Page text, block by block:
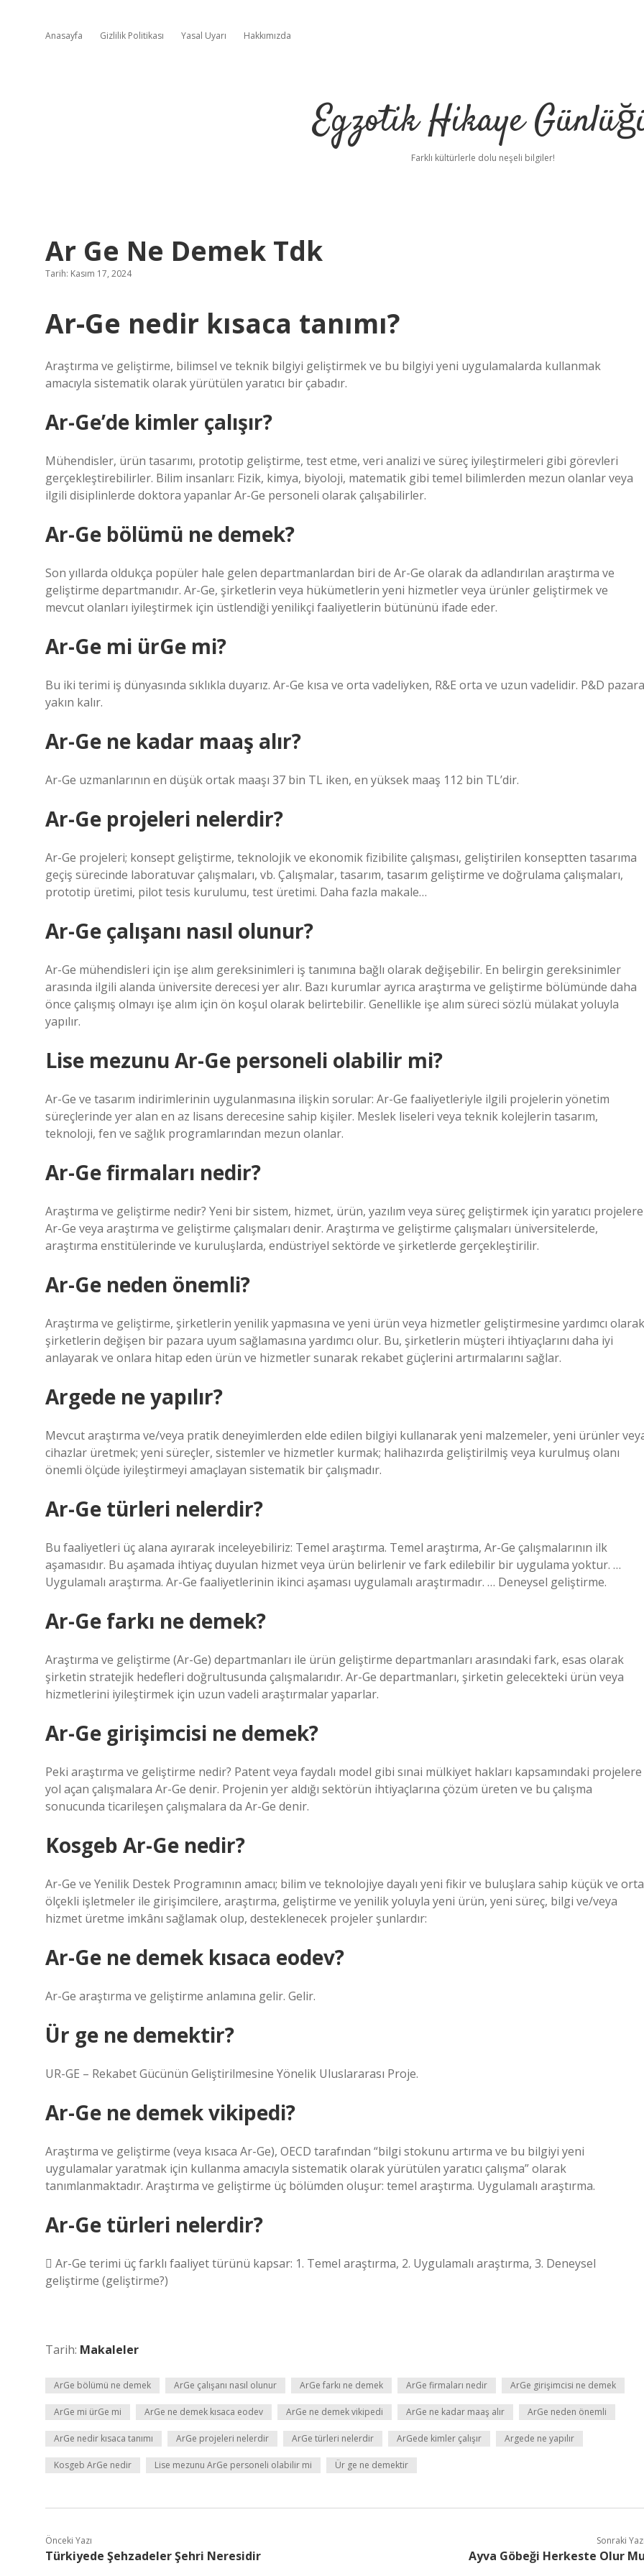
Anasayfa Gizlilik Politikası Yasal Uyarı Hakkımızda
Egzotik Hikaye
Farklı kültürlerle dolu neşeli bilgiler!
Ar Ge Ne Demek Tdk
Tarih: Kasım 17, 2024
Ar-Ge nedir kısaca tanımı?
Araştırma ve geliştirme, bilimsel ve teknik bilgiyi geliştirmek ve bu bilgiyi yeni uygulamalarda kullanmak
amacıyla sistematik olarak yürütülen yaratıcı bir çabadır.
Ar-Ge’de kimler çalışır?
Mühendisler, ürün tasarımı, prototip geliştirme, test etme, veri analizi ve süreç iyileştirmeleri gibi görevleri
gerçekleştirebilirler. Bilim insanları: Fizik, kimya, biyoloji, matematik gibi temel bilimlerden mezun olanlar veya
ilgili disiplinlerde doktora yapanlar Ar-Ge personeli olarak çalışabilirler.
Ar-Ge bölümü ne demek?
Son yıllarda oldukça popüler hale gelen departmanlardan biri de Ar-Ge olarak da adlandırılan araştırma ve
geliştirme departmanıdır. Ar-Ge, şirketlerin veya hükümetlerin yeni hizmetler veya ürünler geliştirmek ve
mevcut olanları iyileştirmek için üstlendiği yenilikçi faaliyetlerin bütününü ifade eder.
Ar-Ge mi ürGe mi?
Bu iki terimi iş dünyasında sıklıkla duyarız. Ar-Ge kısa ve orta vadeliyken, R&E orta ve uzun vadelidir. P&D pazara
yakın kalır.
Ar-Ge ne kadar maaş alır?
Ar-Ge uzmanlarının en düşük ortak maaşı 37 bin TL iken, en yüksek maaş 112 bin TL’dir.
Ar-Ge projeleri nelerdir?
Ar-Ge projeleri; konsept geliştirme, teknolojik ve ekonomik fizibilite çalışması, geliştirilen konseptten tasarıma
geçiş sürecinde laboratuvar çalışmaları, vb. Çalışmalar, tasarım, tasarım geliştirme ve doğrulama çalışmaları,
prototip üretimi, pilot tesis kurulumu, test üretimi. Daha fazla makale…
Ar-Ge çalışanı nasıl olunur?
Ar-Ge mühendisleri için işe alım gereksinimleri iş tanımına bağlı olarak değişebilir. En belirgin gereksinimler
arasında ilgili alanda üniversite derecesi yer alır. Bazı kurumlar ayrıca araştırma ve geliştirme bölümünde daha
önce çalışmış olmayı işe alım için ön koşul olarak belirtebilir. Genellikle işe alım süreci sözlü mülakat yoluyla
yapılır.
Lise mezunu Ar-Ge personeli olabilir mi?
Ar-Ge ve tasarım indirimlerinin uygulanmasına ilişkin sorular: Ar-Ge faaliyetleriyle ilgili projelerin yönetim
süreçlerinde yer alan en az lisans derecesine sahip kişiler. Meslek liseleri veya teknik kolejlerin tasarım,
teknoloji, fen ve sağlık programlarından mezun olanlar.
Ar-Ge firmaları nedir?
Araştırma ve geliştirme nedir? Yeni bir sistem, hizmet, ürün, yazılım veya süreç geliştirmek için yaratıcı projelere
Ar-Ge veya araştırma ve geliştirme çalışmaları denir. Araştırma ve geliştirme çalışmaları üniversitelerde,
araştırma enstitülerinde ve kuruluşlarda, endüstriyel sektörde ve şirketlerde gerçekleştirilir.
Ar-Ge neden önemli?
Araştırma ve geliştirme, şirketlerin yenilik yapmasına ve yeni ürün veya hizmetler geliştirmesine yardımcı olarak
şirketlerin değişen bir pazara uyum sağlamasına yardımcı olur. Bu, şirketlerin müşteri ihtiyaçlarını daha iyi
anlayarak ve onlara hitap eden ürün ve hizmetler sunarak rekabet güçlerini artırmalarını sağlar.
Argede ne yapılır?
Mevcut araştırma ve/veya pratik deneyimlerden elde edilen bilgiyi kullanarak yeni malzemeler, yeni ürünler
cihazlar üretmek; yeni süreçler, sistemler ve hizmetler kurmak; halihazırda geliştirilmiş veya kurulmuş olanı
önemli ölçüde iyileştirmeyi amaçlayan sistematik bir çalışmadır.
Ar-Ge türleri nelerdir?
Bu faaliyetleri üç alana ayırarak inceleyebiliriz: Temel araştırma. Temel araştırma, Ar-Ge çalışmalarının ilk
aşamasıdır. Bu aşamada ihtiyaç duyulan hizmet veya ürün belirlenir ve fark edilebilir bir uygulama yoktur. …
Uygulamalı araştırma. Ar-Ge faaliyetlerinin ikinci aşaması uygulamalı araştırmadır. … Deneysel geliştirme.
Ar-Ge farkı ne demek?
Araştırma ve geliştirme (Ar-Ge) departmanları ile ürün geliştirme departmanları arasındaki fark, esas olarak
şirketin stratejik hedefleri doğrultusunda çalışmalarıdır. Ar-Ge departmanları, şirketin gelecekteki ürün veya
hizmetlerini iyileştirmek için uzun vadeli araştırmalar yaparlar.
Ar-Ge girişimcisi ne demek?
Peki araştırma ve geliştirme nedir? Patent veya faydalı model gibi sınai mülkiyet hakları kapsamındaki projelere
yol açan çalışmalara Ar-Ge denir. Projenin yer aldığı sektörün ihtiyaçlarına çözüm üreten ve bu çalışma
sonucunda ticarileşen çalışmalara da Ar-Ge denir.
Kosgeb Ar-Ge nedir?
Ar-Ge ve Yenilik Destek Programının amacı; bilim ve teknolojiye dayalı yeni fikir ve buluşlara sahip küçük ve orta
ölçekli işletmeler ile girişimcilere, araştırma, geliştirme ve yenilik yoluyla yeni ürün, yeni süreç, bilgi ve/veya
hizmet üretme imkânı sağlamak olup, desteklenecek projeler şunlardır:
Ar-Ge ne demek kısaca eodev?
Ar-Ge araştırma ve geliştirme anlamına gelir. Gelir.
Ür ge ne demektir?
UR-GE – Rekabet Gücünün Geliştirilmesine Yönelik Uluslararası Proje.
Ar-Ge ne demek vikipedi?
Araştırma ve geliştirme (veya kısaca Ar-Ge), OECD tarafından “bilgi stokunu artırma ve bu bilgiyi yeni
uygulamalar yaratmak için kullanma amacıyla sistematik olarak yürütülen yaratıcı çalışma” olarak
tanımlanmaktadır. Araştırma ve geliştirme üç bölümden oluşur: temel araştırma. Uygulamalı araştırma.
Ar-Ge türleri nelerdir?
 Ar-Ge terimi üç farklı faaliyet türünü kapsar: 1. Temel araştırma, 2. Uygulamalı araştırma, 3. Deneysel
geliştirme (geliştirme?)
Tarih: Makaleler
ArGe bölümü ne demek ArGe çalışanı nasıl olunur ArGe farkı ne demek ArGe firmaları nedir ArGe girişimcisi ne demek
ArGe mi ürGe mi ArGe ne demek kısaca eodev ArGe ne demek vikipedi ArGe ne kadar maaş alır ArGe neden önemli
ArGe nedir kısaca tanımı ArGe projeleri nelerdir ArGe türleri nelerdir ArGede kimler çalışır Argede ne yapılır
Kosgeb ArGe nedir Lise mezunu ArGe personeli olabilir mi Ür ge ne demektir
Önceki Yazı
Türkiyede Şehzadeler Şehri Neresidir
Sonraki
Ayva Göbeği Herkeste Olur